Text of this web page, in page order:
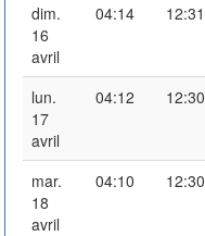
dim.
16
avril
04:14 12:31
lun.
17
avril
04:12 12:30
mar.
18
avril
04:10 12:30